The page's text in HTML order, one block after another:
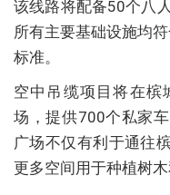
该线路将配备50个八
所有主要基础设施均
标准。
空中吊缆项目将在槟
场，提供700个私家
广场不仅有利于通往
更多空间用于种植树木